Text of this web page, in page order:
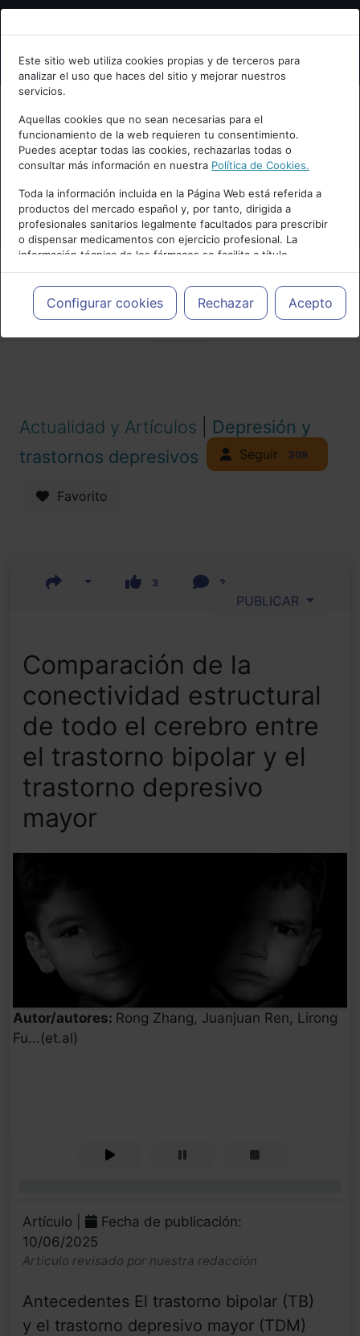
Bienvenid@ a psiquiatria.com
Escribe tu Email
Accede o regístrate con tu email.
Cancelar
Este sitio web utiliza cookies propias y de terceros para
analizar el uso que haces del sitio y mejorar nuestros
servicios.
Aquellas cookies que no sean necesarias para el
funcionamiento de la web requieren tu consentimiento.
Puedes aceptar todas las cookies, rechazarlas todas o
consultar más información en nuestra Política de Cookies.
Toda la información incluida en la Página Web está referida a
productos del mercado español y, por tanto, dirigida a
profesionales sanitarios legalmente facultados para prescribir
o dispensar medicamentos con ejercicio profesional. La
información técnica de los fármacos se facilita a título
meramente informativo, siendo responsabilidad de los
profesionales facultados prescribir medicamentos y decidir, en
cada caso concreto, el tratamiento más adecuado a las
necesidades del paciente.
Configurar cookies Rechazar Acepto
PUBLICIDAD
Actualidad y Artículos
Depresión y
trastornos depresivos
Seguir 209
Favorito
3 2
PUBLICAR
Comparación de la
conectividad estructural
de todo el cerebro entre
el trastorno bipolar y el
trastorno depresivo
mayor
Autor/autores: Rong Zhang, Juanjuan Ren, Lirong
Fu...(et.al)
Artículo |
Fecha de publicación:
10/06/2025
Artículo revisado por nuestra redacción
Antecedentes El trastorno bipolar (TB)
y el trastorno depresivo mayor (TDM)